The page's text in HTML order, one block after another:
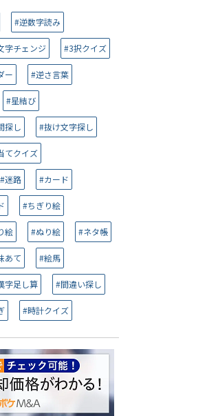
#逆数字読み
字チェンジ #3択クイズ
ー #逆さ言葉
#星結び
探し #抜け文字探し
てクイズ
#迷路 #カード
#ちぎり絵
絵 #ぬり絵 #ネタ帳
あて #絵馬
字足し算 #間違い探し
#時計クイズ